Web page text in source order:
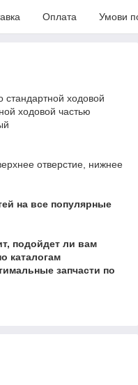
Оплата Умови
стандартной ходовой
ходовой частью
отверстие, нижнее
на все популярные
подойдет ли вам
каталогам
запчасти по